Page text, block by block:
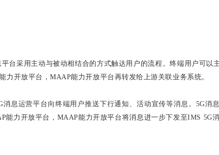
台采用主动与被动相结合的方式触达用户的流程。终端用户可
力开放平台，MAAP能力开放平台再转发给上游关联业务系统。
息运营平台向终端用户推送下行通知、活动宣传等消息。5G消
能力开放平台，MAAP能力开放平台将消息进一步下发至IMS 5G